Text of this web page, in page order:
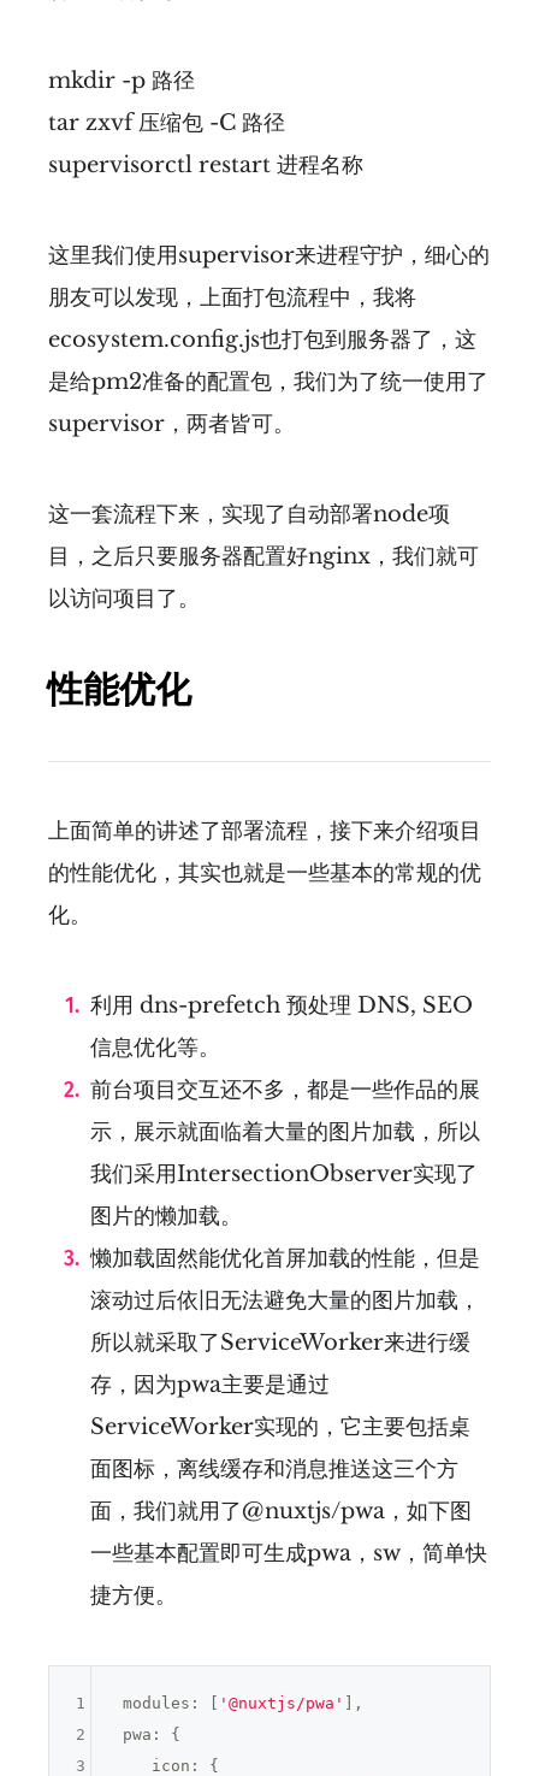
mkdir -p 路径
tar zxvf 压缩包 -C 路径
supervisorctl restart 进程名称
这里我们使用supervisor来进程守护，细心的
朋友可以发现，上面打包流程中，我将
ecosystem.config.js也打包到服务器了，这
是给pm2准备的配置包，我们为了统一使用了
supervisor，两者皆可。
这一套流程下来，实现了自动部署node项
目，之后只要服务器配置好nginx，我们就可
以访问项目了。
性能优化
上面简单的讲述了部署流程，接下来介绍项目
的性能优化，其实也就是一些基本的常规的优
化。
利用 dns-prefetch 预处理 DNS, SEO
信息优化等。
前台项目交互还不多，都是一些作品的展
示，展示就面临着大量的图片加载，所以
我们采用IntersectionObserver实现了
图片的懒加载。
懒加载固然能优化首屏加载的性能，但是
滚动过后依旧无法避免大量的图片加载，
所以就采取了ServiceWorker来进行缓
存，因为pwa主要是通过
ServiceWorker实现的，它主要包括桌
面图标，离线缓存和消息推送这三个方
面，我们就用了@nuxtjs/pwa，如下图
一些基本配置即可生成pwa，sw，简单快
捷方便。
modules: [ '@nuxtjs/pwa' ],
pwa: {
    icon: {
1
2
3